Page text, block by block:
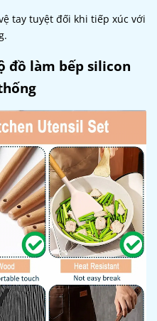
tay tuyệt đối khi tiếp xúc với
đồ làm bếp silicon